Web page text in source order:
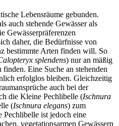
Lebensräume gebunden.
auch stehende Gewässer als
Gewässerpräferenzen
daher, die Bedürfnisse von
bestimmte Arten finden will. So
splendens) nur an mäßig
Eine Suche an stehenden
erfolglos bleiben. Gleichzeitig
auch bei der
die Kleine Pechlibelle (Ischnura
(Ischnura elegans) zum
ist jedoch eine
vegetationsarmen Gewässern